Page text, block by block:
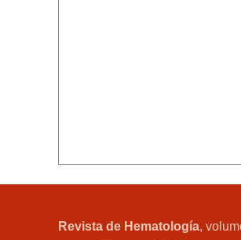
Revista de Hematología,